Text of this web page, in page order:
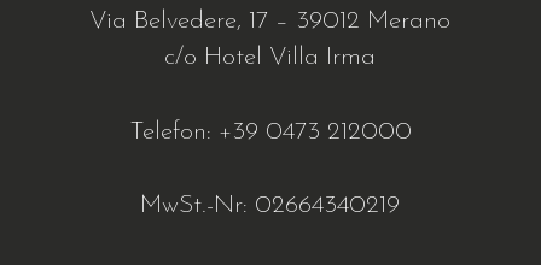
Via Belvedere, 17 – 39012 Merano
c/o Hotel Villa Irma
Telefon: +39 0473 212000
MwSt.-Nr: 02664340219